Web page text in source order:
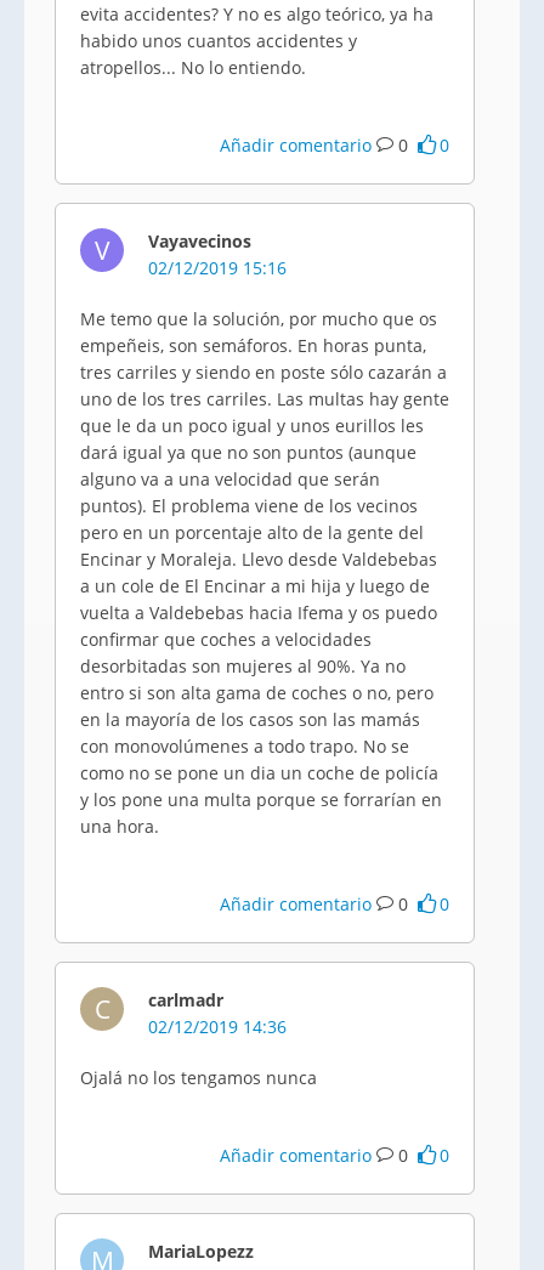
evita accidentes? Y no es algo teórico, ya ha
habido unos cuantos accidentes y
atropellos... No lo entiendo.
Añadir comentario 0 0
V
Vayavecinos
02/12/2019 15:16
Me temo que la solución, por mucho que os
empeñeis, son semáforos. En horas punta,
tres carriles y siendo en poste sólo cazarán a
uno de los tres carriles. Las multas hay gente
que le da un poco igual y unos eurillos les
dará igual ya que no son puntos (aunque
alguno va a una velocidad que serán
puntos). El problema viene de los vecinos
pero en un porcentaje alto de la gente del
Encinar y Moraleja. Llevo desde Valdebebas
a un cole de El Encinar a mi hija y luego de
vuelta a Valdebebas hacia Ifema y os puedo
confirmar que coches a velocidades
desorbitadas son mujeres al 90%. Ya no
entro si son alta gama de coches o no, pero
en la mayoría de los casos son las mamás
con monovolúmenes a todo trapo. No se
como no se pone un dia un coche de policía
y los pone una multa porque se forrarían en
una hora.
Añadir comentario 0 0
C
carlmadr
02/12/2019 14:36
Ojalá no los tengamos nunca
Añadir comentario 0 0
M
MariaLopezz